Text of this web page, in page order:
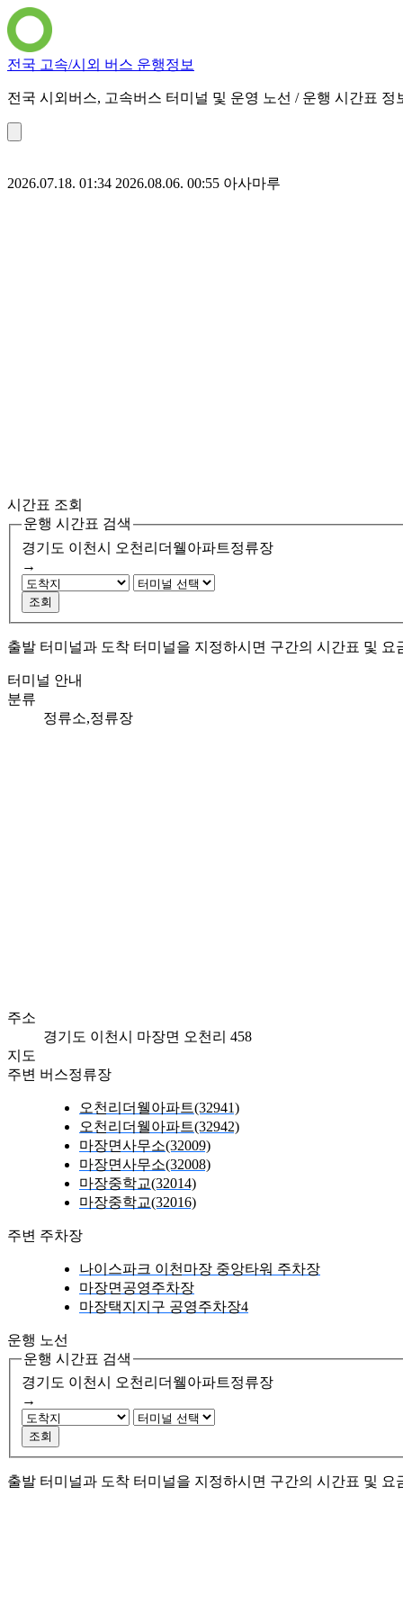
전국 고속/시외 버스 운행정보
전국 시외버스, 고속버스 터미널 및 운영 노선 / 운행 시간표 정
2026.07.18. 01:34 2026.08.06. 00:55 아사마루
시간표 조회
운행 시간표 검색
경기도 이천시
오천리더웰아파트정류장
→
조회
출발 터미널과 도착 터미널을 지정하시면 구간의 시간표 및 요
터미널 안내
분류
정류소,정류장
주소
경기도 이천시 마장면 오천리 458
지도
주변 버스정류장
오천리더웰아파트(32941)
오천리더웰아파트(32942)
마장면사무소(32009)
마장면사무소(32008)
마장중학교(32014)
마장중학교(32016)
주변 주차장
나이스파크 이천마장 중앙타워 주차장
마장면공영주차장
마장택지지구 공영주차장4
운행 노선
운행 시간표 검색
경기도 이천시
오천리더웰아파트정류장
→
조회
출발 터미널과 도착 터미널을 지정하시면 구간의 시간표 및 요